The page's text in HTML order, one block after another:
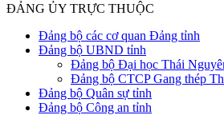
ĐẢNG ỦY TRỰC THUỘC
Đảng bộ các cơ quan Đảng tỉnh
Đảng bộ UBND tỉnh
Đảng bộ Đại học Thái
Đảng bộ CTCP Gang thép
Đảng bộ Quân sự tỉnh
Đảng bộ Công an tỉnh